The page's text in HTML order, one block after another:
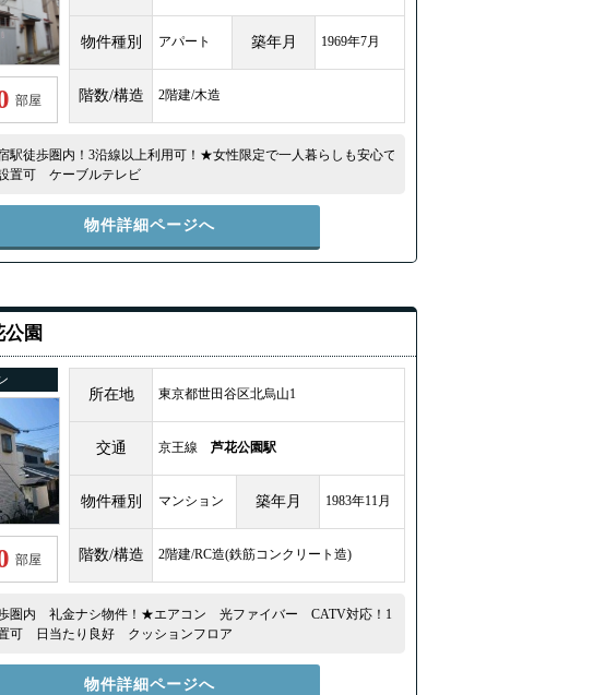
部屋
物件種別 アパート 築年月 1969年7月
階数/構造 2階建/木造
駅徒歩圏内！3沿線以上利用可！★女性限定で一人暮らしも安心で
置可 ケーブルテレビ
物件詳細ページへ
公園
部屋
所在地 東京都世田谷区北烏山1
交通 京王線 芦花公園駅
物件種別 マンション 築年月 1983年11月
階数/構造 2階建/RC造(鉄筋コンクリート造)
圏内 礼金ナシ物件！★エアコン 光ファイバー CATV対応！1
可 日当たり良好 クッションフロア
物件詳細ページへ